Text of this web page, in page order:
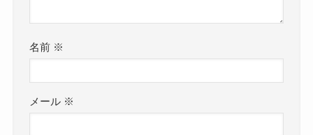
名前 ※
メール ※